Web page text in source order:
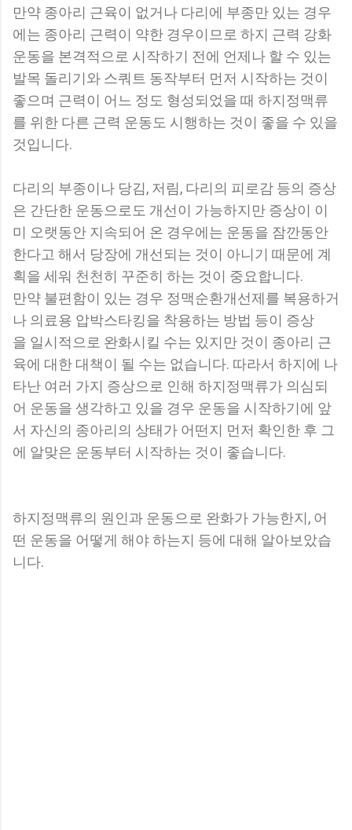
만약 종아리 근육이 없거나 다리에 부종만 있는 경우
에는 종아리 근력이 약한 경우이므로 하지 근력 강화
운동을 본격적으로 시작하기 전에 언제나 할 수 있는
발목 돌리기와 스쿼트 동작부터 먼저 시작하는 것이
좋으며 근력이 어느 정도 형성되었을 때 하지정맥류
를 위한 다른 근력 운동도 시행하는 것이 좋을 수 있을
것입니다.
다리의 부종이나 당김, 저림, 다리의 피로감 등의 증상
은 간단한 운동으로도 개선이 가능하지만 증상이 이
미 오랫동안 지속되어 온 경우에는 운동을 잠깐동안
한다고 해서 당장에 개선되는 것이 아니기 때문에 계
획을 세워 천천히 꾸준히 하는 것이 중요합니다.
만약 불편함이 있는 경우 정맥순환개선제를 복용하거
나 의료용 압박스타킹을 착용하는 방법 등이 증상
을 일시적으로 완화시킬 수는 있지만 것이 종아리 근
육에 대한 대책이 될 수는 없습니다. 따라서 하지에 나
타난 여러 가지 증상으로 인해 하지정맥류가 의심되
어 운동을 생각하고 있을 경우 운동을 시작하기에 앞
서 자신의 종아리의 상태가 어떤지 먼저 확인한 후 그
에 알맞은 운동부터 시작하는 것이 좋습니다.
하지정맥류의 원인과 운동으로 완화가 가능한지, 어
떤 운동을 어떻게 해야 하는지 등에 대해 알아보았습
니다.